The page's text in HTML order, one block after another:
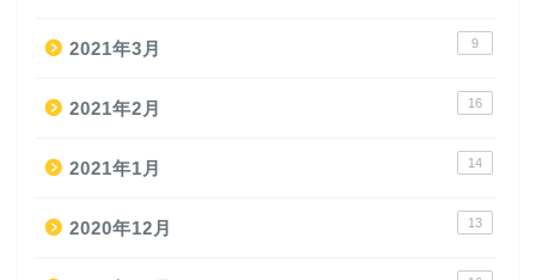
2021年3月 9
2021年2月 16
2021年1月 14
2020年12月 13